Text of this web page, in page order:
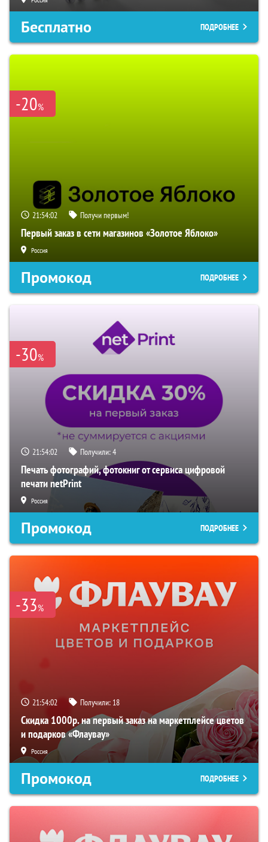
Бесплатно ПОДРОБНЕЕ
-20%
21:54:01 Получи первым!
Первый заказ в сети магазинов «Золотое Яблоко»
Россия
Промокод ПОДРОБНЕЕ
-30%
21:54:01 Получили:4
Печать фотографий, фотокниг от сервиса цифровой
печати netPrint
Россия
Промокод ПОДРОБНЕЕ
-33%
21:54:01 Получили: 18
Скидка 1000р. на первый заказ на маркетплейсе цветов
и подарков «Флаувау»
Россия
Промокод ПОДРОБНЕЕ